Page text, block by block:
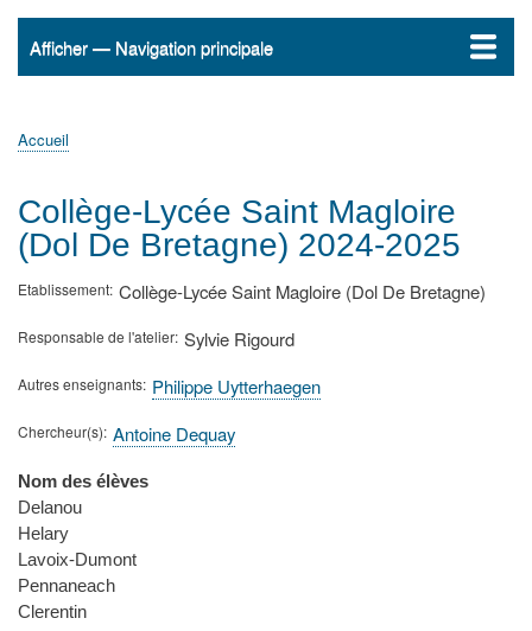
Navigation
Afficher — Navigation principale
Accueil
ActualitésMATh.en.JEANS ?
Régions et Ateliers
Créer, gérer un atelier
Sujets/Publications
Congrès
d'Ariane
Accueil
Collège-Lycée Saint Magloire
(Dol De Bretagne) 2024-2025
Etablissement Collège-Lycée Saint Magloire (Dol De Bretagne)
Responsable de l'atelier Sylvie Rigourd
Autres enseignants Philippe Uytterhaegen
Chercheur(s) Antoine Dequay
Nom des élèves
Delanou
Helary
Lavoix-Dumont
Pennaneach
Clerentin